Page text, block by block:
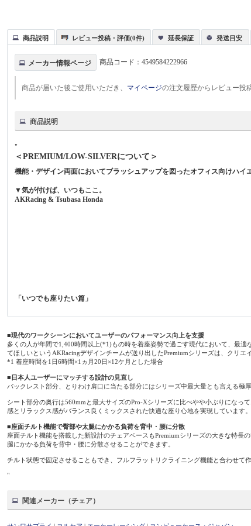
商品説明 レビュー投稿・評価(0件) 延長保証 発送目安
メーカー情報ページ 商品コード：4549584222966
商品が届いた後ご使用いただき、 マイページの注文履歴からレビュー投
商品説明
"
＜PREMIUM/LOW-SILVERについて＞
機能・デザイン両面においてブラッシュアップを図ったオフィス向けハイ
▼気が付けば、いつもここ。
AKRacing & Tsubasa Honda
「いつでも座りたい篇」
■現代のワークシーンにおいてユーザーのパフォーマンス向上を支援
多くの人が年間で1,400時間以上(*1)もの時を着座姿勢で過ごす現代において、最
てほしいというAKRacingデザインチームが送り出したPremiumシリーズは、クリ
*1 着座時間を1日6時間×1ヵ月20日×12ケ月とした場合
■日本人ユーザーにマッチする設計の見直し
バックレスト部分、とりわけ肩口に当たる部分にはシリーズ中最大量とも言える極
シート部分の奥行は560mmと最大サイズのPro-Xシリーズに比べやや小ぶりにな
感とリラックス感がバランス良くミックスされた快適な座り心地を実現しています。
■座面チルト機能で臀部や太腿にかかる負荷を背中・腰に分散
座面チルト機能を搭載した新設計のチェアベースもPremiumシリーズの大きな特
腿にかかる負荷を背中・腰に分散させることができます。
チルト状態で固定させることもでき、フルフラットリクライニング機能と合わせて
"
関連メーカー（チェア）